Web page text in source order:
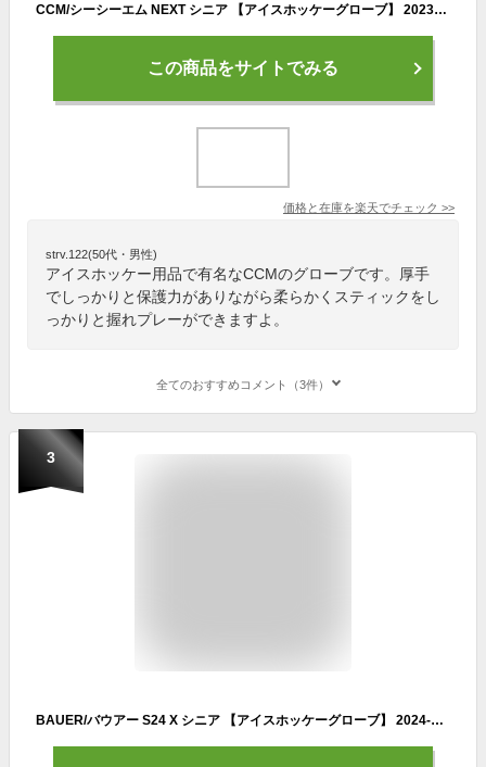
CCM/シーシーエム NEXT シニア 【アイスホッケーグローブ】 2023-2024
この商品をサイトでみる
価格と在庫を楽天でチェック >>
strv.122(50代・男性)
アイスホッケー用品で有名なCCMのグローブです。厚手
でしっかりと保護力がありながら柔らかくスティックをし
っかりと握れプレーができますよ。
全てのおすすめコメント（3件）
3
BAUER/バウアー S24 X シニア 【アイスホッケーグローブ】 2024-2025